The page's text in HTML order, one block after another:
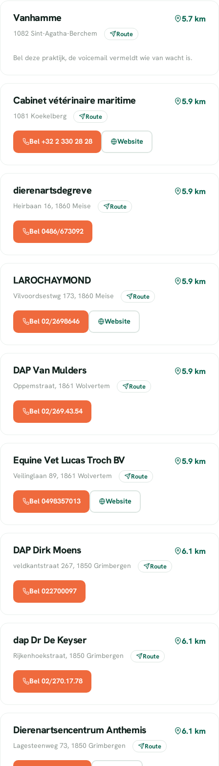
Vanhamme 5.7 km
1082 Sint-Agatha-Berchem Route
Bel deze praktijk, de voicemail vermeldt wie van wacht is.
Cabinet vétérinaire maritime 5.9 km
1081 Koekelberg Route
Bel +32 2 330 28 28 Website
dierenartsdegreve 5.9 km
Heirbaan 16, 1860 Meise Route
Bel 0486/673092
LAROCHAYMOND 5.9 km
Vilvoordsestwg 173, 1860 Meise Route
Bel 02/2698646 Website
DAP Van Mulders 5.9 km
Oppemstraat, 1861 Wolvertem Route
Bel 02/269.43.54
Equine Vet Lucas Troch BV 5.9 km
Veilinglaan 89, 1861 Wolvertem Route
Bel 0498357013 Website
DAP Dirk Moens 6.1 km
veldkantstraat 267, 1850 Grimbergen Route
Bel 022700097
dap Dr De Keyser 6.1 km
Rijkenhoekstraat, 1850 Grimbergen Route
Bel 02/270.17.78
Dierenartsencentrum Anthemis 6.1 km
Lagesteenweg 73, 1850 Grimbergen Route